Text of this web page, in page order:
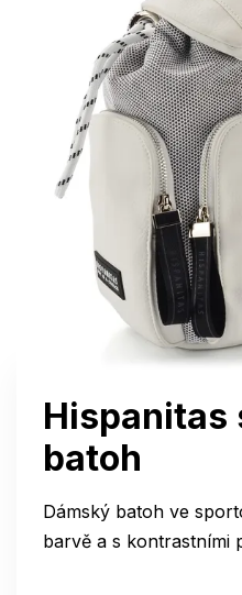
Hispanitas
batoh
Dámský batoh ve
barvě a s kontrastními